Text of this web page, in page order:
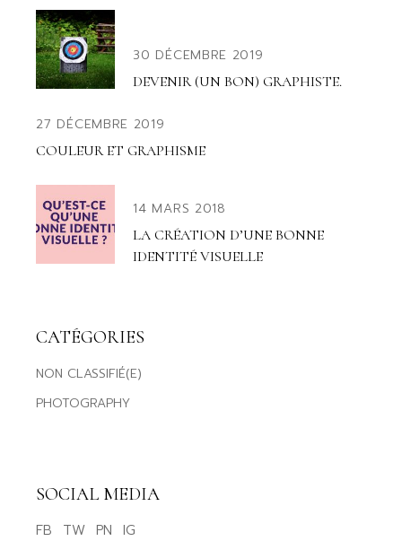
30 DÉCEMBRE 2019
DEVENIR (UN BON) GRAPHISTE.
27 DÉCEMBRE 2019
COULEUR ET GRAPHISME
14 MARS 2018
LA CRÉATION D’UNE BONNE
IDENTITÉ VISUELLE
CATÉGORIES
NON CLASSIFIÉ(E)
PHOTOGRAPHY
SOCIAL MEDIA
FB TW PN IG